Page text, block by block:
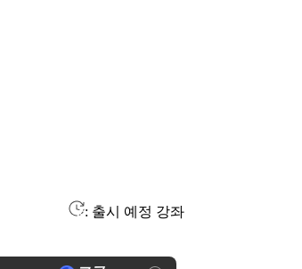
: 출시 예정 강좌